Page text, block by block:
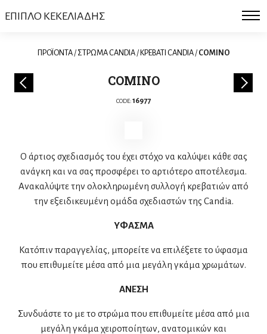
ΕΠΙΠΛΟ ΚΕΚΕΛΙΑΔΗΣ
ΠΡΟΪΟΝΤΑ/ ΣΤΡΩΜΑ CANDIA/ ΚΡΕΒΑΤΙ CANDIA/ COMINO
COMINO
CODE:16977
Ο άρτιος σχεδιασμός του έχει στόχο να καλύψει κάθε σας
ανάγκη και να σας προσφέρει το αρτιότερο αποτέλεσμα.
Ανακαλύψτε την ολοκληρωμένη συλλογή κρεβατιών από
την εξειδικευμένη ομάδα σχεδιαστών της Candia.
YΦΑΣΜΑ
Κατόπιν παραγγελίας, μπορείτε να επιλέξετε το ύφασμα
που επιθυμείτε μέσα από μια μεγάλη γκάμα χρωμάτων.
ΑΝΕΣΗ
Συνδυάστε το με το στρώμα που επιθυμείτε μέσα από μια
μεγάλη γκάμα χειροποίητων, ανατομικών και